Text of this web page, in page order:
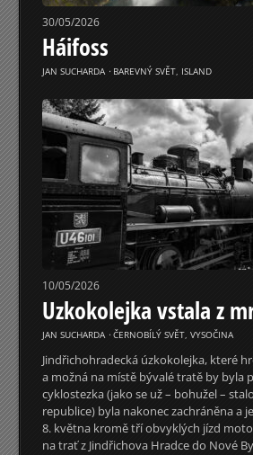
30/05/2026
Háifoss
JAN SUCHARDA ⋅ BAREVNÝ SVĚT, ISLAND
10/05/2026
Uzkokolejka vstala z
JAN SUCHARDA ⋅ ČERNOBÍLÝ SVĚT, VYSOČINA
Jindřichohradecká úzkokolejka, které
a možná na místě bývalé tratě by byla
cyklostezka (jako se už – bohužel –
republice) byla nakonec zachráněna a
8. května kromě tří obvyklých jízd
na trať z Jindřichova Hradce do Nové